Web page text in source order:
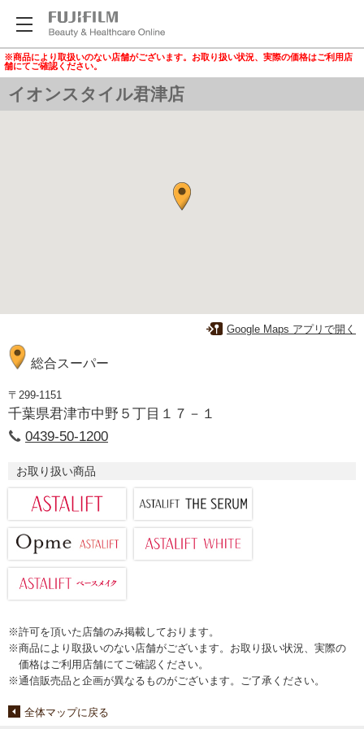
※商品により取扱いのない店舗がございます。お取り扱い状況、実際の価格はご利用店
舗にてご確認ください。
イオンスタイル君津店
Google Maps アプリで開く
総合スーパー
〒299-1151
千葉県君津市中野５丁目１７－１
0439-50-1200
お取り扱い商品
※許可を頂いた店舗のみ掲載しております。
※商品により取扱いのない店舗がございます。お取り扱い状況、実際の
価格はご利用店舗にてご確認ください。
※通信販売品と企画が異なるものがございます。ご了承ください。
全体マップに戻る